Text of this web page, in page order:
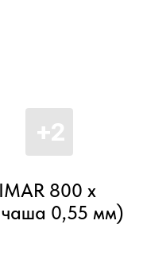
800 х
чаша 0,55 мм)